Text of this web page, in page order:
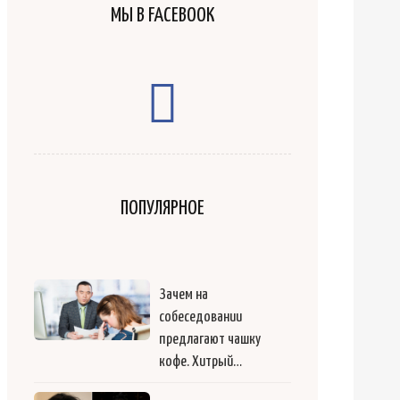
МЫ В FACEBOOK
ПОПУЛЯРНОЕ
Зачем на
собеседовании
предлагают чашку
кофе. Хитрый…